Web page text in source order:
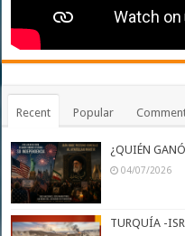
Recent Popular
¿QUIÉN
04/07/2026
TURQUÍA -